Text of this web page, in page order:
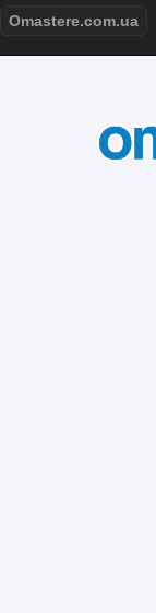
Omastere.com.ua